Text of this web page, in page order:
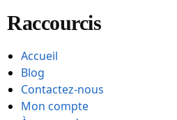
Raccourcis
Accueil
Blog
Contactez-nous
Mon compte